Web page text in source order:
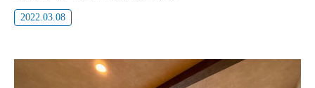
2022.03.08